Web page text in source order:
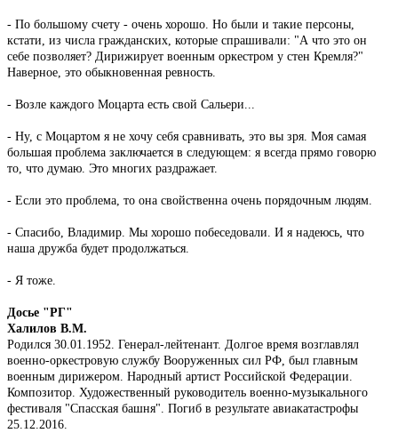
- По большому счету - очень хорошо. Но были и такие персоны,
кстати, из числа гражданских, которые спрашивали: "А что это он
себе позволяет? Дирижирует военным оркестром у стен Кремля?"
Наверное, это обыкновенная ревность.
- Возле каждого Моцарта есть свой Сальери...
- Ну, с Моцартом я не хочу себя сравнивать, это вы зря. Моя самая
большая проблема заключается в следующем: я всегда прямо говорю
то, что думаю. Это многих раздражает.
- Если это проблема, то она свойственна очень порядочным людям.
- Спасибо, Владимир. Мы хорошо побеседовали. И я надеюсь, что
наша дружба будет продолжаться.
- Я тоже.
Досье "РГ"
Халилов В.М.
Родился 30.01.1952. Генерал-лейтенант. Долгое время возглавлял
военно-оркестровую службу Вооруженных сил РФ, был главным
военным дирижером. Народный артист Российской Федерации.
Композитор. Художественный руководитель военно-музыкального
фестиваля "Спасская башня". Погиб в результате авиакатастрофы
25.12.2016.